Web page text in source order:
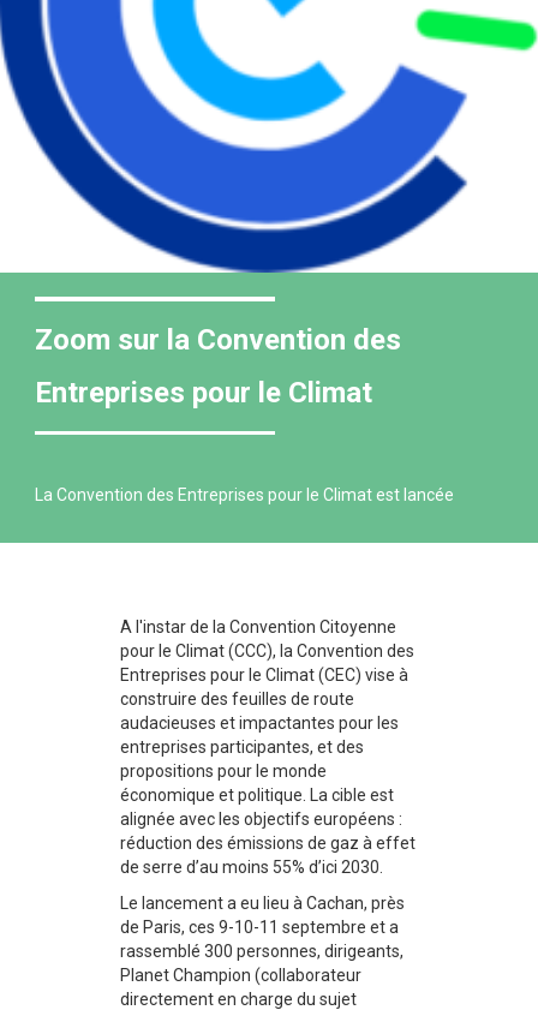
Zoom sur la Convention des
Entreprises pour le Climat
La Convention des Entreprises pour le Climat est lancée
A l'instar de la Convention Citoyenne
pour le Climat (CCC), la Convention des
Entreprises pour le Climat (CEC) vise à
construire des feuilles de route
audacieuses et impactantes pour les
entreprises participantes, et des
propositions pour le monde
économique et politique. La cible est
alignée avec les objectifs européens :
réduction des émissions de gaz à effet
de serre d’au moins 55% d’ici 2030.
Le lancement a eu lieu à Cachan, près
de Paris, ces 9-10-11 septembre et a
rassemblé 300 personnes, dirigeants,
Planet Champion (collaborateur
directement en charge du sujet